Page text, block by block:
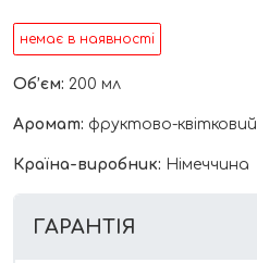
немає в наявності
Об’єм: 200 мл
Аромат: фруктово-квітковий
Країна-виробник: Німеччина
ГАРАНТІЯ